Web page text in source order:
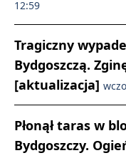
12:59
Tragiczny
Bydgoszczą.
[aktualizacja]
Płonął taras w
Bydgoszczy.